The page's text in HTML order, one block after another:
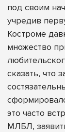
под своим
учредив
Костроме
множество
сказать, что
это часто
МЛБЛ,